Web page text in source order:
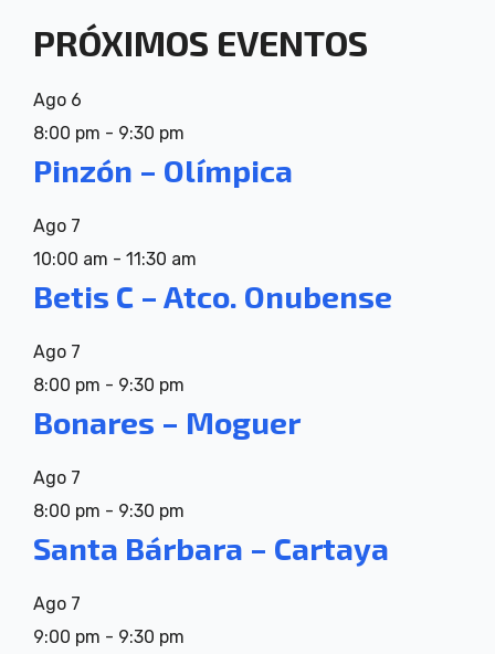
PRÓXIMOS EVENTOS
Ago 6
8:00 pm - 9:30 pm
Pinzón – Olímpica
Ago 7
10:00 am - 11:30 am
Betis C – Atco. Onubense
Ago 7
8:00 pm - 9:30 pm
Bonares – Moguer
Ago 7
8:00 pm - 9:30 pm
Santa Bárbara – Cartaya
Ago 7
9:00 pm - 9:30 pm